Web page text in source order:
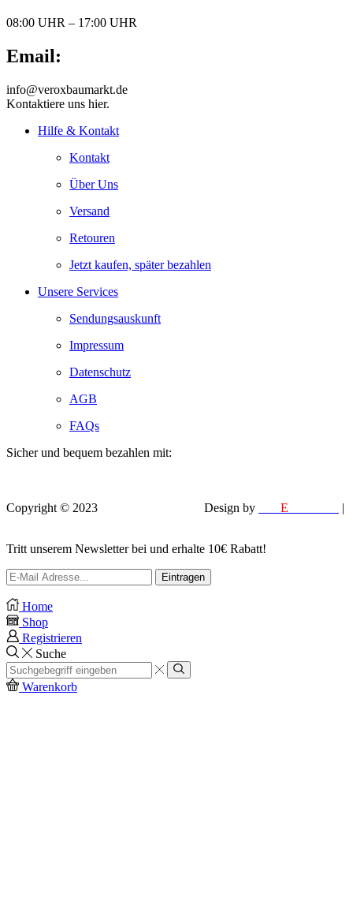
08:00 UHR – 17:00 UHR
Email:
info@veroxbaumarkt.de
Kontaktiere uns hier.
Hilfe & Kontakt
Kontakt
Über Uns
Versand
Retouren
Jetzt kaufen, später bezahlen
Unsere Services
Sendungsauskunft
Impressum
Datenschutz
AGB
FAQs
Sicher und bequem bezahlen mit:
Copyright © 2023 Design by E
|
Tritt unserem Newsletter bei und erhalte 10€ Rabatt!
Home
Shop
Registrieren
Suche
Search
input
Search
Warenkorb